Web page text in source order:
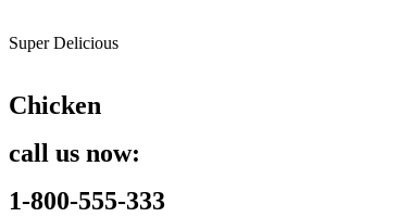
Super Delicious
Chicken
call us now:
1-800-555-333